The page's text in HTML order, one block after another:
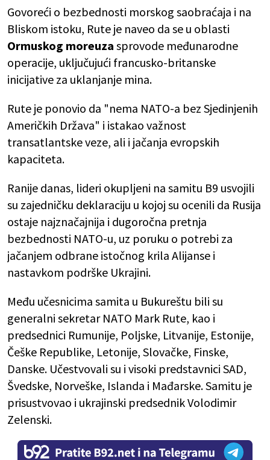
Govoreći o bezbednosti morskog saobraćaja i na
Bliskom istoku, Rute je naveo da se u oblasti
Ormuskog moreuza sprovode međunarodne
operacije, uključujući francusko-britanske
inicijative za uklanjanje mina.
Rute je ponovio da "nema NATO-a bez Sjedinjenih
Američkih Država" i istakao važnost
transatlantske veze, ali i jačanja evropskih
kapaciteta.
Ranije danas, lideri okupljeni na samitu B9 usvojili
su zajedničku deklaraciju u kojoj su ocenili da Rusija
ostaje najznačajnija i dugoročna pretnja
bezbednosti NATO-u, uz poruku o potrebi za
jačanjem odbrane istočnog krila Alijanse i
nastavkom podrške Ukrajini.
Među učesnicima samita u Bukureštu bili su
generalni sekretar NATO Mark Rute, kao i
predsednici Rumunije, Poljske, Litvanije, Estonije,
Češke Republike, Letonije, Slovačke, Finske,
Danske. Učestvovali su i visoki predstavnici SAD,
Švedske, Norveške, Islanda i Mađarske. Samitu je
prisustvovao i ukrajinski predsednik Volodimir
Zelenski.